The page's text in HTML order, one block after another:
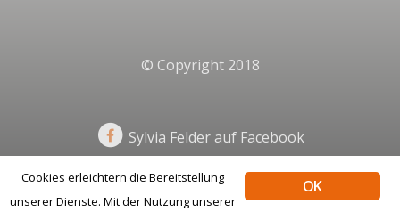
© Copyright 2018
Sylvia Felder auf Facebook
Impressum Datenschutz
OK
Cookies erleichtern die Bereitstellung
unserer Dienste. Mit der Nutzung unserer